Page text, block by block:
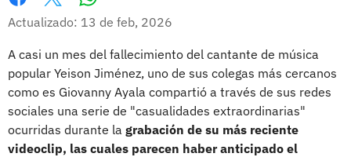
Facebook
X
Actualizado: 13 de feb, 2026
A casi un mes del fallecimiento del cantante de música
popular Yeison Jiménez, uno de sus colegas más cercanos
como es Giovanny Ayala compartió a través de sus redes
sociales una serie de "casualidades extraordinarias"
ocurridas durante la grabación de su más reciente
videoclip, las cuales parecen haber anticipado el